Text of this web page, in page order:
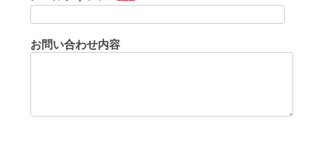
お問い合わせ内容